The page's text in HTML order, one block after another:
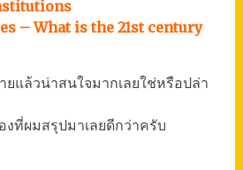
– What is the 21st century
ยแล้วน่าสนใจมากเลยใช่หรือปล่า
งที่ผมสรุปมาเลยดีกว่าครับ